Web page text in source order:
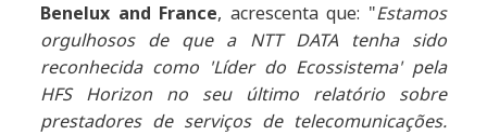
Benelux and France, acrescenta que: "Estamos
orgulhosos de que a NTT DATA tenha sido
reconhecida como 'Líder do Ecossistema' pela
HFS Horizon no seu último relatório sobre
prestadores de serviços de telecomunicações.